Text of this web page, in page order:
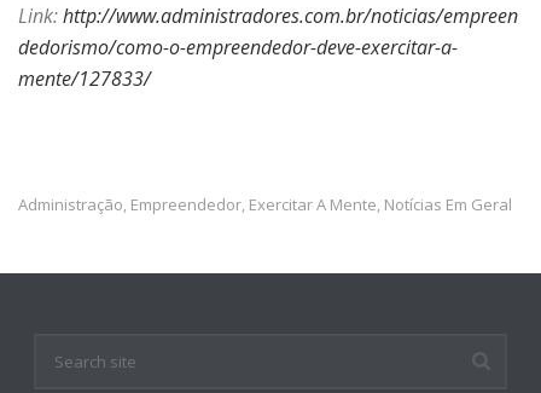
Link:http://www.administradores.com.br/noticias/empreen
dedorismo/como-o-empreendedor-deve-exercitar-a-
mente/127833/
Administração, Empreendedor, Exercitar A Mente, Notícias Em Geral